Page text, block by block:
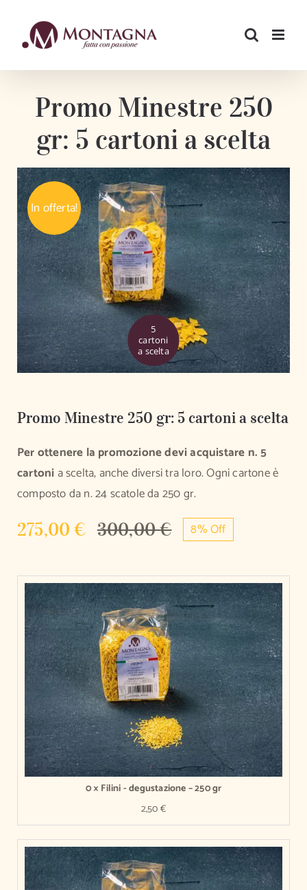
contenuto
Promo Minestre 250
gr: 5 cartoni a scelta
In offerta!
5
cartoni
a scelta
Promo Minestre 250 gr: 5 cartoni a scelta
Per ottenere la promozione devi acquistare n. 5
cartoni a scelta, anche diversi tra loro. Ogni cartone è
composto da n. 24 scatole da 250 gr.
300,00€Il
originale
era:
300,00 €.
275,00€
Il
attuale
è:
275,00 €.
8% Off
0 × Filini - degustazione – 250 gr
2,50€